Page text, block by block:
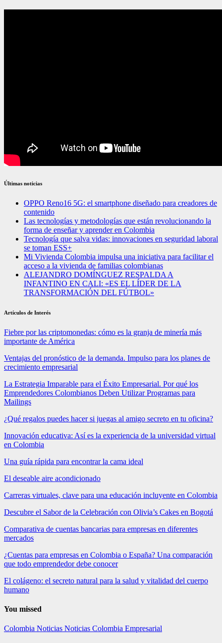
Últimas noticias
OPPO Reno16 5G: el smartphone diseñado para creadores de
contenido
Las tecnologías y metodologías que están revolucionando la
forma de enseñar y aprender en Colombia
Tecnología que salva vidas: innovaciones en seguridad laboral
se toman ESS+
Mi Vivienda Colombia impulsa una iniciativa para facilitar el
acceso a la vivienda de familias colombianas
ALEJANDRO DOMÍNGUEZ RESPALDA A
INFANTINO EN CALI: «ES EL LÍDER DE LA
TRANSFORMACIÓN DEL FÚTBOL»
Artículos de Interés
Fiebre por las criptomonedas: cómo es la granja de minería más
importante de América
Ventajas del pronóstico de la demanda. Impulso para los planes de
crecimiento empresarial
La Estrategia Imparable para el Éxito Empresarial. Por qué los
Emprendedores Colombianos Deben Utilizar Programas para
Mailings
¿Qué regalos puedes hacer si juegas al amigo secreto en tu oficina?
Innovación educativa: Así es la experiencia de la universidad virtual
en Colombia
Una guía rápida para encontrar la cama ideal
El deseable aire acondicionado
Carreras virtuales, clave para una educación incluyente en Colombia
Descubre el Sabor de la Celebración con Olivia’s Cakes en Bogotá
Comparativa de cuentas bancarias para empresas en diferentes
mercados
¿Cuentas para empresas en Colombia o España? Una comparación
que todo emprendedor debe conocer
El colágeno: el secreto natural para la salud y vitalidad del cuerpo
humano
You missed
Colombia Noticias Noticias Colombia Empresarial